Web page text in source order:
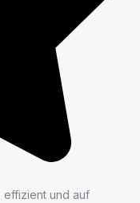
effizient und auf